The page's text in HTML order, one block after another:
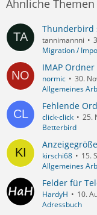
Ähnliche Themen
Thunderbird
tannimannni
Migration /
IMAP
normic
30.
Allgemeines
Fehlende
click-click
25.
Betterbird
kirschi68
15.
Allgemeines
Felder für
HardyH
10.
Adressbuch